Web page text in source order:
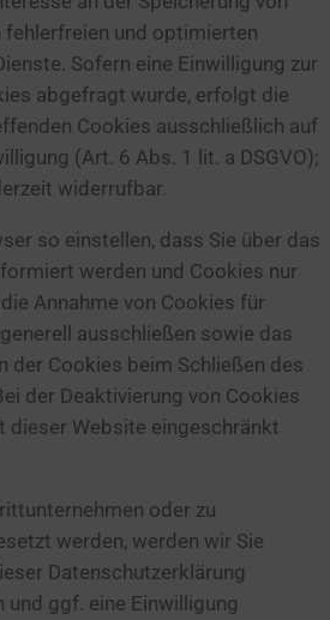
und optimierten
Sofern eine Einwilligung zur
abgefragt wurde, erfolgt die
Cookies ausschließlich auf
(Art. 6 Abs. 1 lit. a DSGVO);
widerrufbar.
so einstellen, dass Sie über das
werden und Cookies nur
Annahme von Cookies für
ausschließen sowie das
der Cookies beim Schließen des
der Deaktivierung von Cookies
dieser Website eingeschränkt
oder zu
werden, werden wir Sie
Datenschutzerklärung
ggf. eine Einwilligung